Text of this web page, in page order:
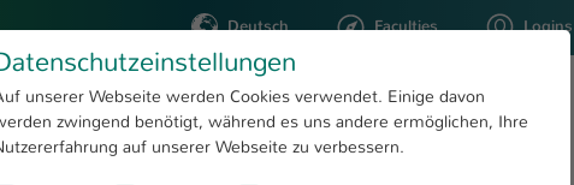
Deutsch Faculties Logins
STUDYING RESEARCH
unserer Webseite werden Cookies verwendet. Einige davon
zwingend benötigt, während es uns andere ermöglichen, Ihre
auf unserer Webseite zu verbessern.